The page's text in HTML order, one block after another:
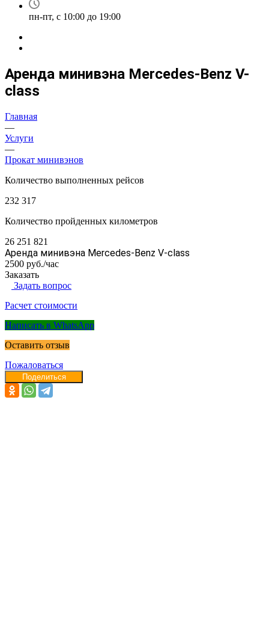
пн-пт, с 10:00 до 19:00
Аренда минивэна Mercedes-Benz V-
class
Главная
—
Услуги
—
Прокат минивэнов
Количество выполненных рейсов
232 317
Количество пройденных километров
26 251 821
Аренда минивэна Mercedes-Benz V-class
2500 руб./час
Заказать
Задать вопрос
Расчет стоимости
Написать в WhatsApp
Оставить отзыв
Пожаловаться
Поделиться